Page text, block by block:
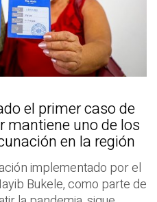
el primer caso de
mantiene uno de los
en la región
implementado por el
Bukele, como parte de